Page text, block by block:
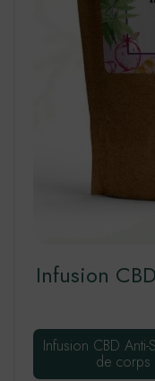
Infusion
Infusion CBD
de corps